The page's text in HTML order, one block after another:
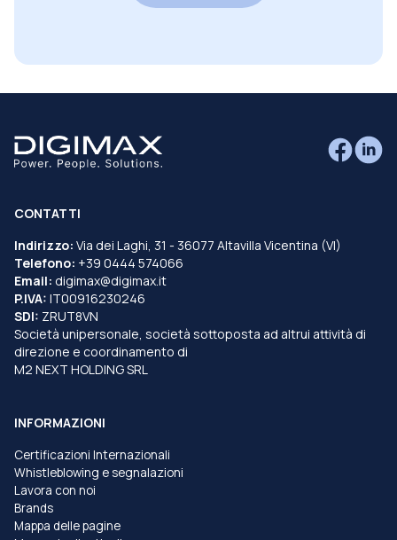
CONTATTI
Indirizzo: Via dei Laghi, 31 - 36077 Altavilla Vicentina (VI)
Telefono: +39 0444 574066
Email: digimax@digimax.it
P.IVA: IT00916230246
SDI: ZRUT8VN
Società unipersonale, società sottoposta ad altrui attività di
direzione e coordinamento di
M2 NEXT HOLDING SRL
INFORMAZIONI
Certificazioni Internazionali
Whistleblowing e segnalazioni
Lavora con noi
Brands
Mappa delle pagine